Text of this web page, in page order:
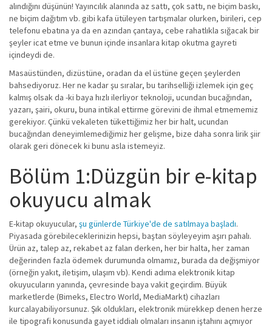
alındığını düşünün! Yayıncılık alanında az sattı, çok sattı, ne biçim baskı,
ne biçim dağıtım vb. gibi kafa ütüleyen tartışmalar olurken, birileri, cep
telefonu ebatına ya da en azından çantaya, cebe rahatlıkla sığacak bir
şeyler icat etme ve bunun içinde insanlara kitap okutma gayreti
içindeydi de.
Masaüstünden, dizüstüne, oradan da el üstüne geçen şeylerden
bahsediyoruz. Her ne kadar şu sıralar, bu tarihselliği izlemek için geç
kalmış olsak da -ki baya hızlı ilerliyor teknoloji, ucundan bucağından,
yazarı, şairi, okuru, buna intikal ettirme görevini de ihmal etmememiz
gerekiyor. Çünkü vekaleten tükettiğimiz her bir halt, ucundan
bucağından deneyimlemediğimiz her gelişme, bize daha sonra lirik şiir
olarak geri dönecek ki bunu asla istemeyiz.
Bölüm 1:Düzgün bir e-kitap
okuyucu almak
E-kitap okuyucular, şu günlerde Türkiye'de de satılmaya başladı.
Piyasada görebileceklerinizin hepsi, baştan söyleyeyim aşırı pahalı.
Ürün az, talep az, rekabet az falan derken, her bir halta, her zaman
değerinden fazla ödemek durumunda olmamız, burada da değişmiyor
(örneğin yakıt, iletişim, ulaşım vb). Kendi adıma elektronik kitap
okuyucuların yanında, çevresinde baya vakit geçirdim. Büyük
marketlerde (Bimeks, Electro World, MediaMarkt) cihazları
kurcalayabiliyorsunuz. Şık oldukları, elektronik mürekkep denen herze
ile tipografi konusunda gayet iddialı olmaları insanın iştahını açmıyor